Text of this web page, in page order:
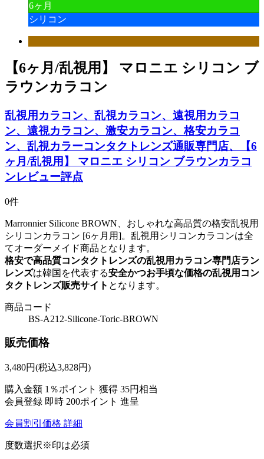
6ヶ月
シリコン
【6ヶ月/乱視用】 マロニエ シリコン ブ
ラウンカラコン
乱視用カラコン、乱視カラコン、遠視用カラコ
ン、遠視カラコン、激安カラコン、格安カラコ
ン、乱視カラーコンタクトレンズ通販専門店、【6
ヶ月/乱視用】 マロニエ シリコン ブラウンカラコ
ンレビュー評点
0件
Marronnier Silicone BROWN、おしゃれな高品質の格安乱視用
シリコンカラコン [6ヶ月用]。乱視用シリコンカラコンは全
てオーダーメイド商品となります。
格安で高品質コンタクトレンズの乱視用カラコン専門店ラン
レンズは韓国を代表する安全かつお手頃な価格の乱視用コン
タクトレンズ販売サイト となります。
商品コード
BS-A212-Silicone-Toric-BROWN
販売価格
3,480円(税込3,828円)
購入金額 1％ポイント 獲得 35円相当
会員登録 即時 200ポイント 進呈
会員割引価格 詳細
度数選択※印は必須